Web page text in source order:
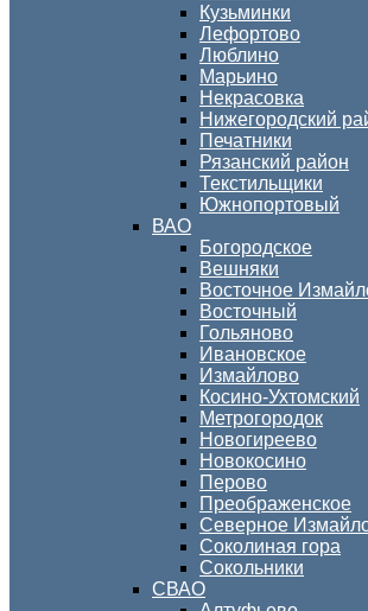
Кузьминки
Лефортово
Люблино
Марьино
Некрасовка
Нижегородский
Печатники
Рязанский район
Текстильщики
Южнопортовый
ВАО
Богородское
Вешняки
Восточное
Восточный
Гольяново
Ивановское
Измайлово
Косино-Ухтомский
Метрогородок
Новогиреево
Новокосино
Перово
Преображенское
Северное
Соколиная гора
Сокольники
СВАО